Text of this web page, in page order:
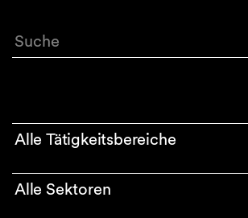
Suche
Alle Tätigkeitsbereiche
Alle Sektoren